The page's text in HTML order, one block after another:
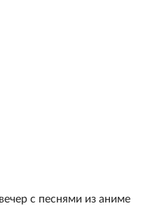
с песнями из аниме